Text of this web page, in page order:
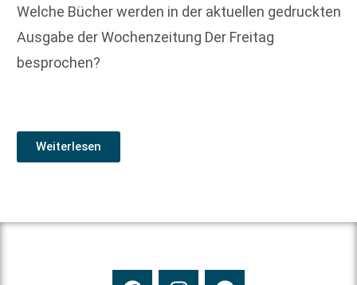
Welche Bücher werden in der aktuellen gedruckten
Ausgabe der Wochenzeitung Der Freitag
besprochen?
Weiterlesen